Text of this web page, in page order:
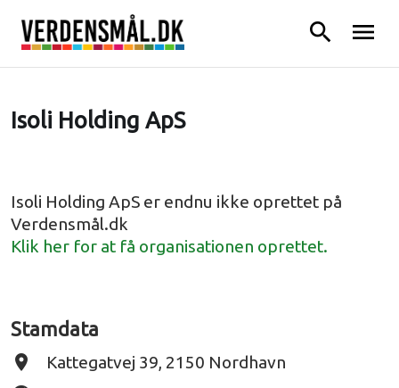
search menu
Isoli Holding ApS
Isoli Holding ApS er endnu ikke oprettet på
Verdensmål.dk
Klik her for at få organisationen oprettet.
Stamdata
place Kattegatvej 39, 2150 Nordhavn